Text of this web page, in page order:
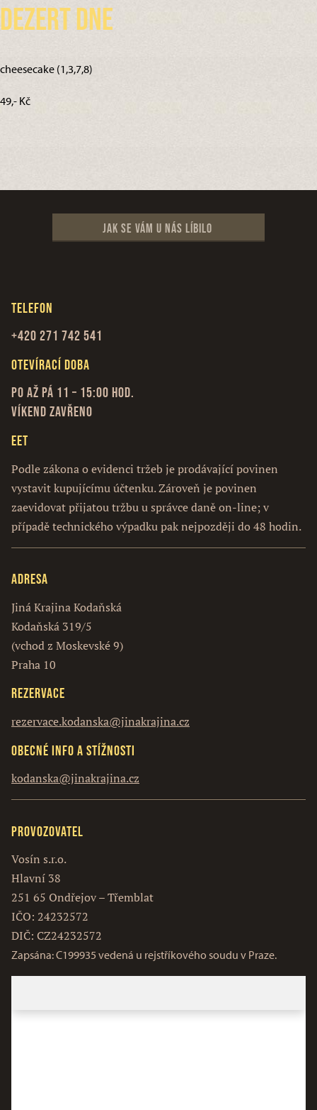
Dezert dne
cheesecake (1,3,7,8)
49,- Kč
Jak se vám u nás líbilo
Telefon
+420 271 742 541
Otevírací doba
Po až Pá 11 – 15:00 hod.
Víkend zavřeno
EET
Podle zákona o evidenci tržeb je prodávající povinen
vystavit kupujícímu účtenku. Zároveň je povinen
zaevidovat přijatou tržbu u správce daně on-line; v
případě technického výpadku pak nejpozději do 48 hodin.
Adresa
Jiná Krajina Kodaňská
Kodaňská 319/5
(vchod z Moskevské 9)
Praha 10
Rezervace
rezervace.kodanska@jinakrajina.cz
Obecné info a stížnosti
kodanska@jinakrajina.cz
Provozovatel
Vosín s.r.o.
Hlavní 38
251 65 Ondřejov – Třemblat
IČO: 24232572
DIČ: CZ24232572
Zapsána: C199935 vedená u rejstříkového soudu v Praze.